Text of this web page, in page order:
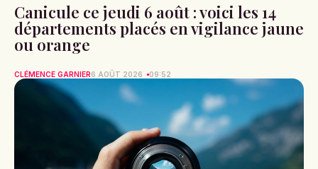
Canicule ce jeudi 6 août : voici les 14
départements placés en vigilance jaune
ou orange
CLÉMENCE GARNIER6 AOÛT 2026 09:52